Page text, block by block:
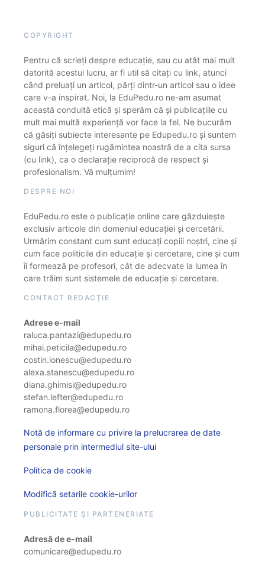
COPYRIGHT
Pentru că scrieți despre educație, sau cu atât mai mult
datorită acestui lucru, ar fi util să citați cu link, atunci
când preluați un articol, părți dintr-un articol sau o idee
care v-a inspirat. Noi, la EduPedu.ro ne-am asumat
această conduită etică și sperăm că și publicațiile cu
mult mai multă experiență vor face la fel. Ne bucurăm
că găsiți subiecte interesante pe Edupedu.ro și suntem
siguri că înțelegeți rugămintea noastră de a cita sursa
(cu link), ca o declarație reciprocă de respect și
profesionalism. Vă mulțumim!
DESPRE NOI
EduPedu.ro este o publicație online care găzduiește
exclusiv articole din domeniul educației și cercetării.
Urmărim constant cum sunt educați copiii noștri, cine și
cum face politicile din educație și cercetare, cine și cum
îi formează pe profesori, cât de adecvate la lumea în
care trăim sunt sistemele de educație și cercetare.
CONTACT REDACȚIE
Adrese e-mail
raluca.pantazi@edupedu.ro
mihai.peticila@edupedu.ro
costin.ionescu@edupedu.ro
alexa.stanescu@edupedu.ro
diana.ghimisi@edupedu.ro
stefan.lefter@edupedu.ro
ramona.florea@edupedu.ro
Notă de informare cu privire la prelucrarea de date
personale prin intermediul site-ului
Politica de cookie
Modifică setarile cookie-urilor
PUBLICITATE ȘI PARTENERIATE
Adresă de e-mail
comunicare@edupedu.ro